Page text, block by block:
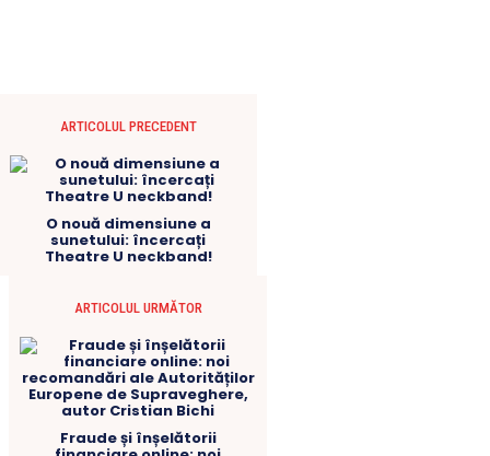
ARTICOLUL PRECEDENT
O nouă dimensiune a
sunetului: încercați
Theatre U neckband!
ARTICOLUL URMĂTOR
Fraude și înșelătorii